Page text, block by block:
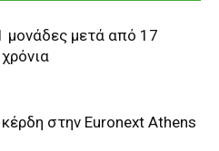
μονάδες μετά από 17
στην Euronext Athens